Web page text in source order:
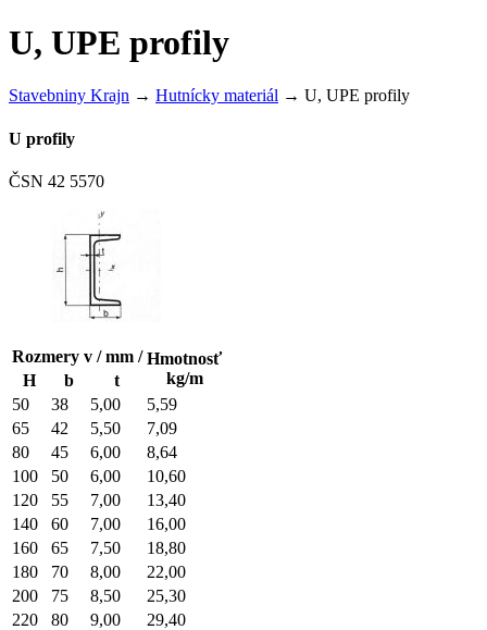
U, UPE profily
Stavebniny Krajn → Hutnícky materiál → U, UPE profily
U profily
ČSN 42 5570
Rozmery v / mm / Hmotnosť
kg/m
H b
t
50
38 5,00
5,59
65
42 5,50
7,09
80
45 6,00
8,64
100
50 6,00
10,60
120
55 7,00
13,40
140
60 7,00
16,00
160
65 7,50
18,80
180
70 8,00
22,00
200
75 8,50
25,30
220
80 9,00
29,40